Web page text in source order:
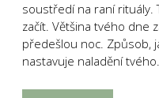
soustředí na raní rituály.
začít. Většina tvého dne
předešlou noc. Způsob,
nastavuje naladění